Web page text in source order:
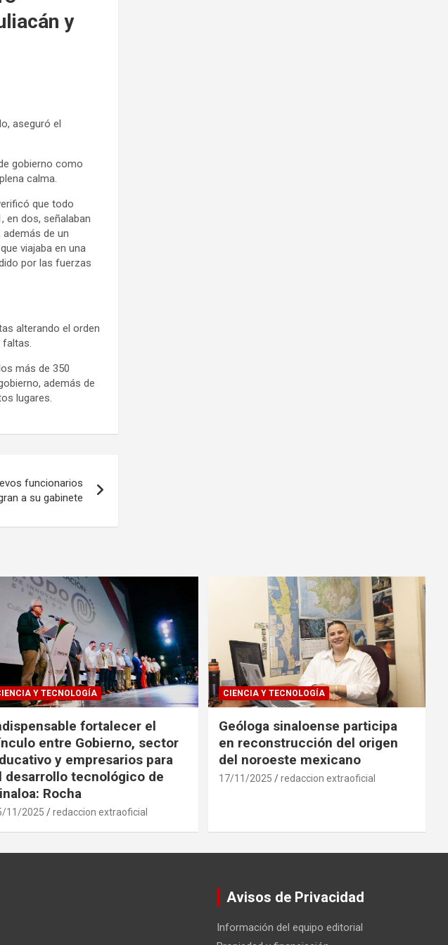
y
aseguró el
gobierno como
calma.
que todo
en dos, señalaban
de un
viajaba en una
por las fuerzas
alterando el orden
faltas.
más de 350
además de
lugares.
funcionarios
a su gabinete
Y TECNOLOGÍA
fortalecer el
entre Gobierno, sector
y empresarios para
desarrollo tecnológico de
Rocha
11/2025 redaccion extraoficial
CIENCIA Y TECNOLOGÍA
Geóloga sinaloense participa
en reconstrucción del origen
del noroeste mexicano
17/11/2025 redaccion extraoficial
Avisos de Privacidad
Información del equipo editorial